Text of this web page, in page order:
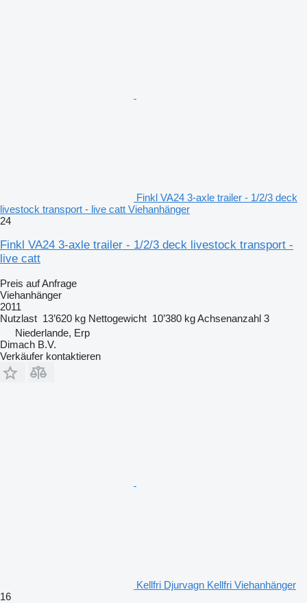
Finkl VA24 3-axle trailer - 1/2/3 deck
livestock transport - live catt Viehanhänger
24
Finkl VA24 3-axle trailer - 1/2/3 deck livestock transport -
live catt
Preis auf Anfrage
Viehanhänger
2011
Nutzlast 13’620 kg Nettogewicht 10’380 kgAchsenanzahl 3
Niederlande, Erp
Dimach B.V.
Verkäufer kontaktieren
Kellfri Djurvagn Kellfri Viehanhänger
16